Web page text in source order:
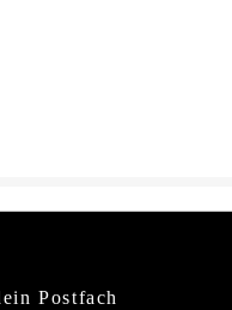
Postfach